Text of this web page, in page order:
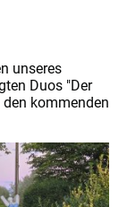
unseres
Duos "Der
kommenden